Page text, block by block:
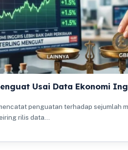
Usai Data Ekonomi
penguatan terhadap sejumlah
rilis data…